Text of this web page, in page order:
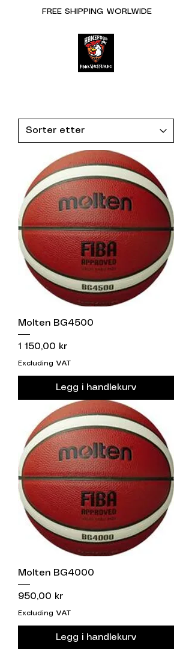
FREE SHIPPING WORLWIDE
Molten BG4500
Price
1 150,00 kr
Excluding VAT
Legg i handlekurv
Molten BG4000
Price
950,00 kr
Excluding VAT
Legg i handlekurv